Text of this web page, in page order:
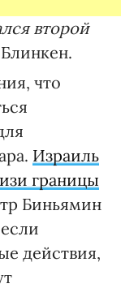
второй
что
Израиль
границы
Биньямин
действия,